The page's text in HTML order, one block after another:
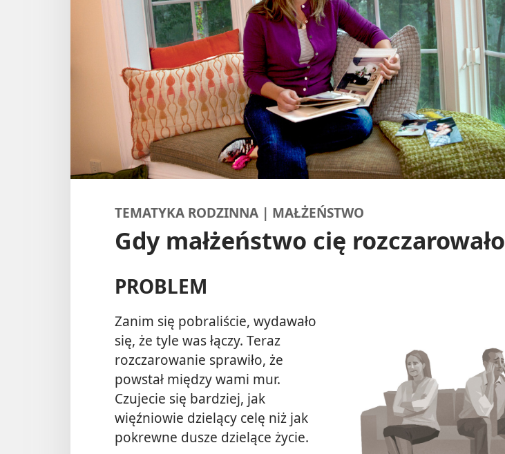
TEMATYKA RODZINNA | MAŁŻEŃSTWO
Gdy małżeństwo cię rozczarowało
PROBLEM
Zanim się pobraliście, wydawało
się, że tyle was łączy. Teraz
rozczarowanie sprawiło, że
powstał między wami mur.
Czujecie się bardziej, jak
więźniowie dzielący celę niż jak
pokrewne dusze dzielące życie.